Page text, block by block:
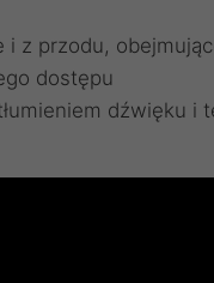
z przodu,
dostępu
dźwięku i